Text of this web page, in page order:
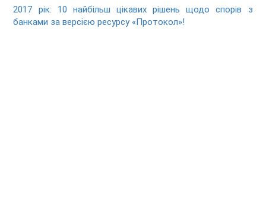
2017 рік: 10 найбільш цікавих рішень щодо спорів з
банками за версією ресурсу «Протокол»!